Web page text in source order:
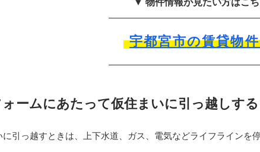
▼ 物件情報が見たい方はこ
宇都宮市の賃貸物
ォームにあたって仮住まいに引っ越しす
に引っ越すときは、上下水道、ガス、電気などライフラインを